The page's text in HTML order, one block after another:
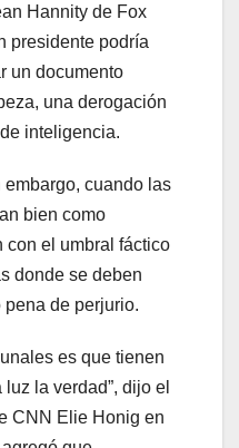
Hannity de Fox
presidente podría
un documento
una derogación
inteligencia.
embargo, cuando las
bien como
con el umbral fáctico
donde se deben
de perjurio.
es que tienen
la verdad”, dijo el
CNN Elie Honig en